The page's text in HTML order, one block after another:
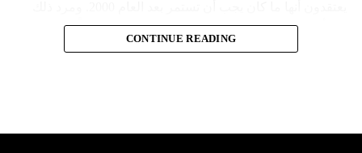
إلى أن المقاومة ضد الاحتلال الإسرائيلي لم تكن يوماً محط
إجماع داخلي، وإن كانت القوى اللبنانية المؤمنة بالصراع ضد
CONTINUE READING